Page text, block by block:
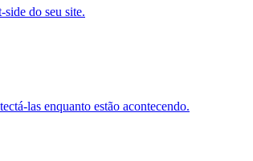
do seu site.
las enquanto estão acontecendo.